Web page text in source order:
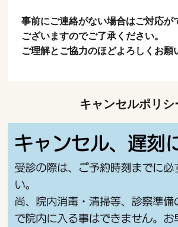
事前にご連絡がない場合はご対応が
ございますのでご了承ください。
ご理解とご協力のほどよろしくお願
キャンセルポリシ